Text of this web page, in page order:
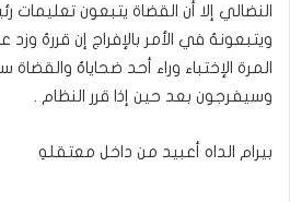
النضالي إلا أن القضاة يتبعون تعليمات
ويتبعونهُ في الأمر بالإفراج إن قررهُ
المرة الإختباء وراء أحد ضحاياهُ
وسيفرجون بعد حين إذا قرر النظام .
بيرام الداه أعبيد من داخل معتقلهِ